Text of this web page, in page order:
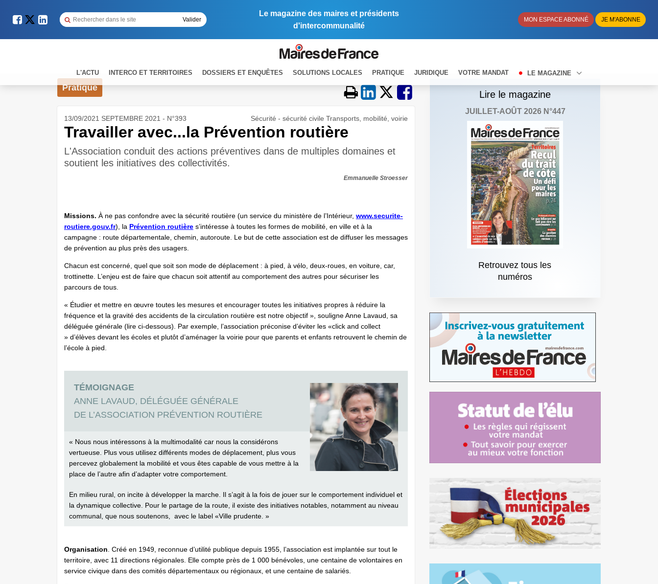
Le magazine des maires et présidents
d'intercommunalité
MON ESPACE ABONNÉ JE M'ABONNE
L'ACTU INTERCO ET TERRITOIRES DOSSIERS ET ENQUÊTES SOLUTIONS LOCALES PRATIQUE JURIDIQUE VOTRE MANDAT LE MAGAZINE
Pratique
13/09/2021 SEPTEMBRE 2021 - N°393 Sécurité - sécurité civile Transports, mobilité, voirie
Travailler avec...la Prévention routière
L'Association conduit des actions préventives dans de multiples domaines et
soutient les initiatives des collectivités.
Emmanuelle Stroesser
Missions. À ne pas confondre avec la sécurité routière (un service du ministère de l’Intérieur, www.securite-
routiere.gouv.fr), la Prévention routière s’intéresse à toutes les formes de mobilité, en ville et à la
campagne : route départementale, chemin, autoroute. Le but de cette association est de diffuser les messages
de prévention au plus près des usagers.
Chacun est concerné, quel que soit son mode de déplacement : à pied, à vélo, deux-roues, en voiture, car,
trottinette. L’enjeu est de faire que chacun soit attentif au comportement des autres pour sécuriser les
parcours de tous.
« Étudier et mettre en œuvre toutes les mesures et encourager toutes les initiatives propres à réduire la
fréquence et la gravité des accidents de la circulation routière est notre objectif », souligne Anne Lavaud, sa
déléguée générale (lire ci-dessous). Par exemple, l’association préconise d’éviter les «click and collect
» d’élèves devant les écoles et plutôt d’aménager la voirie pour que parents et enfants retrouvent le chemin de
l’école à pied.
TÉMOIGNAGE
ANNE LAVAUD, DÉLÉGUÉE GÉNÉRALE
DE L’ASSOCIATION PRÉVENTION ROUTIÈRE
« Nous nous intéressons à la multimodalité car nous la considérons
vertueuse. Plus vous utilisez différents modes de déplacement, plus vous
percevez globalement la mobilité et vous êtes capable de vous mettre à la
place de l’autre afin d’adapter votre comportement.
En milieu rural, on incite à développer la marche. Il s’agit à la fois de jouer sur le comportement individuel et
la dynamique collective. Pour le partage de la route, il existe des initiatives notables, notamment au niveau
communal, que nous soutenons, avec le label «Ville prudente. »
Organisation . Créé en 1949, reconnue d’utilité publique depuis 1955, l’association est implantée sur tout le
territoire, avec 11 directions régionales. Elle compte près de 1 000 bénévoles, une centaine de volontaires en
service civique dans des comités départementaux ou régionaux, et une centaine de salariés.
Lire le magazine
JUILLET-AOÛT 2026 N°447
Retrouvez tous les
numéros